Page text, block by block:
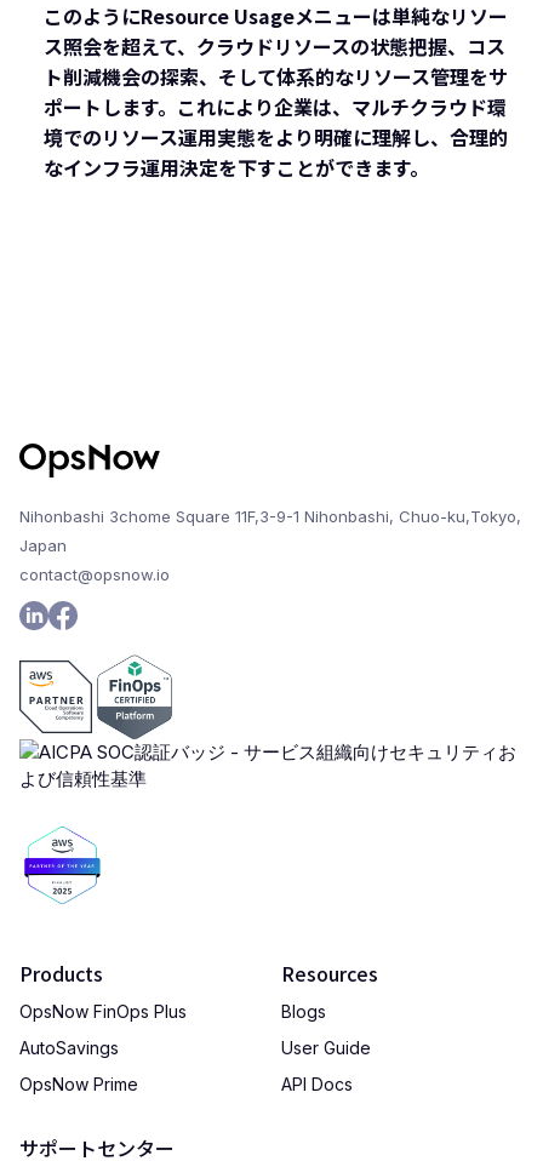
このようにResource Usageメニューは単純なリソー
ス照会を超えて、クラウドリソースの状態把握、コス
ト削減機会の探索、そして体系的なリソース管理をサ
ポートします。これにより企業は、マルチクラウド環
境でのリソース運用実態をより明確に理解し、合理的
なインフラ運用決定を下すことができます。
Nihonbashi 3chome Square 11F,3-9-1 Nihonbashi, Chuo-ku,Tokyo,
Japan
contact@opsnow.io
Products
OpsNow FinOps Plus
AutoSavings
OpsNow Prime
サポートセンター
Resources
Blogs
User Guide
API Docs